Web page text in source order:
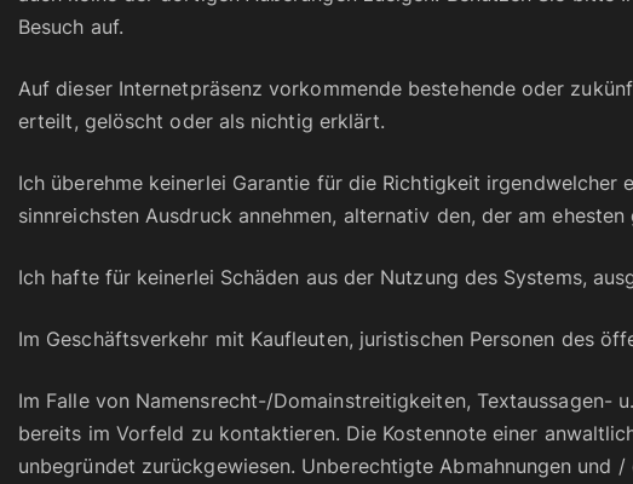
Besuch auf.
Auf dieser Internetpräsenz vorkommende bestehende oder
erteilt, gelöscht oder als nichtig erklärt.
Ich überehme keinerlei Garantie für die Richtigkeit
sinnreichsten Ausdruck annehmen, alternativ den, der am
Ich hafte für keinerlei Schäden aus der Nutzung des Systems,
Im Geschäftsverkehr mit Kaufleuten, juristischen Personen des
Im Falle von Namensrecht-/Domainstreitigkeiten, Textaussagen-
bereits im Vorfeld zu kontaktieren. Die Kostennote einer
unbegründet zurückgewiesen. Unberechtigte Abmahnungen